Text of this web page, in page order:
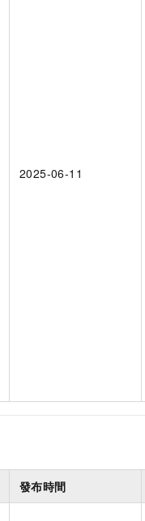
2025-06-11
發布時間